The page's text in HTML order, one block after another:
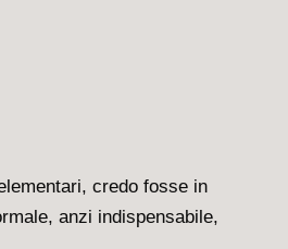
credo fosse in
anzi indispensabile,